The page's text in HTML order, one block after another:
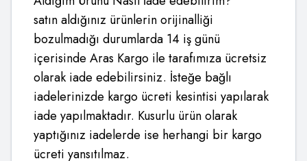
satın aldığınız ürünlerin orijinalliği
bozulmadığı durumlarda 14 iş günü
içerisinde Aras Kargo ile tarafımıza ücretsiz
olarak iade edebilirsiniz. İsteğe bağlı
iadelerinizde kargo ücreti kesintisi yapılarak
iade yapılmaktadır. Kusurlu ürün olarak
yaptığınız iadelerde ise herhangi bir kargo
ücreti yansıtılmaz.